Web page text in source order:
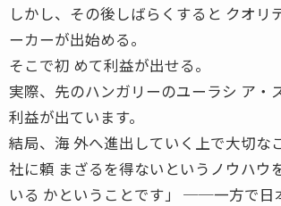
しかし、その後しばらくすると クオリ
ーカーが出始める。
そこで初 めて利益が出せる。
実際、先のハンガリーのユーラシ ア・
利益が出ています。
結局、海 外へ進出していく上で大切な
社に頼 まざるを得ないというノウハウ
いる かということです」 ──一方で日